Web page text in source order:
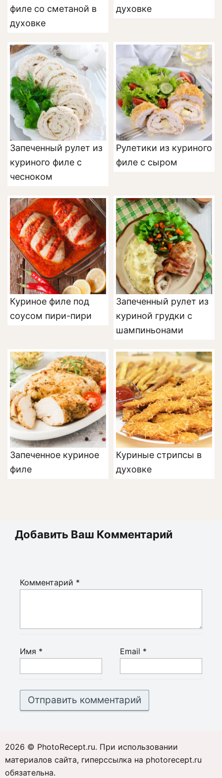
филе со сметаной в
духовке
духовке
Запеченный рулет из
куриного филе с
чесноком
Рулетики из куриного
филе с сыром
Куриное филе под
соусом пири-пири
Запеченный рулет из
куриной грудки с
шампиньонами
Запеченное куриное
филе
Куриные стрипсы в
духовке
Добавить Ваш Комментарий
Комментарий *
Имя * Email *
2026 © PhotoRecept.ru. При использовании
материалов сайта, гиперссылка на photorecept.ru
обязательна.